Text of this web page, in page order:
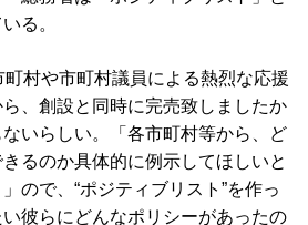
る。
村や市町村議員による熱烈な応援
、創設と同時に完売致しましたか
いらしい。「各市町村等から、ど
るのか具体的に例示してほしいと
ので、“ポジティブリスト”を作っ
彼らにどんなポリシーがあったの